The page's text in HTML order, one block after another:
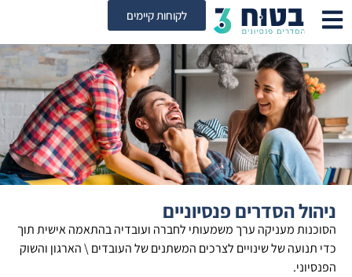
לקוחות קיימים
ניהול הסדרים פנסיוניים
הסוכנות מעניקה ערך משמעותי לחברה ועובדיה בהתאמה אישית תוך
כדי תנועה של שינויים לצרכים המשתנים של העובדים \ הארגון והשוק
הפנסיוני.